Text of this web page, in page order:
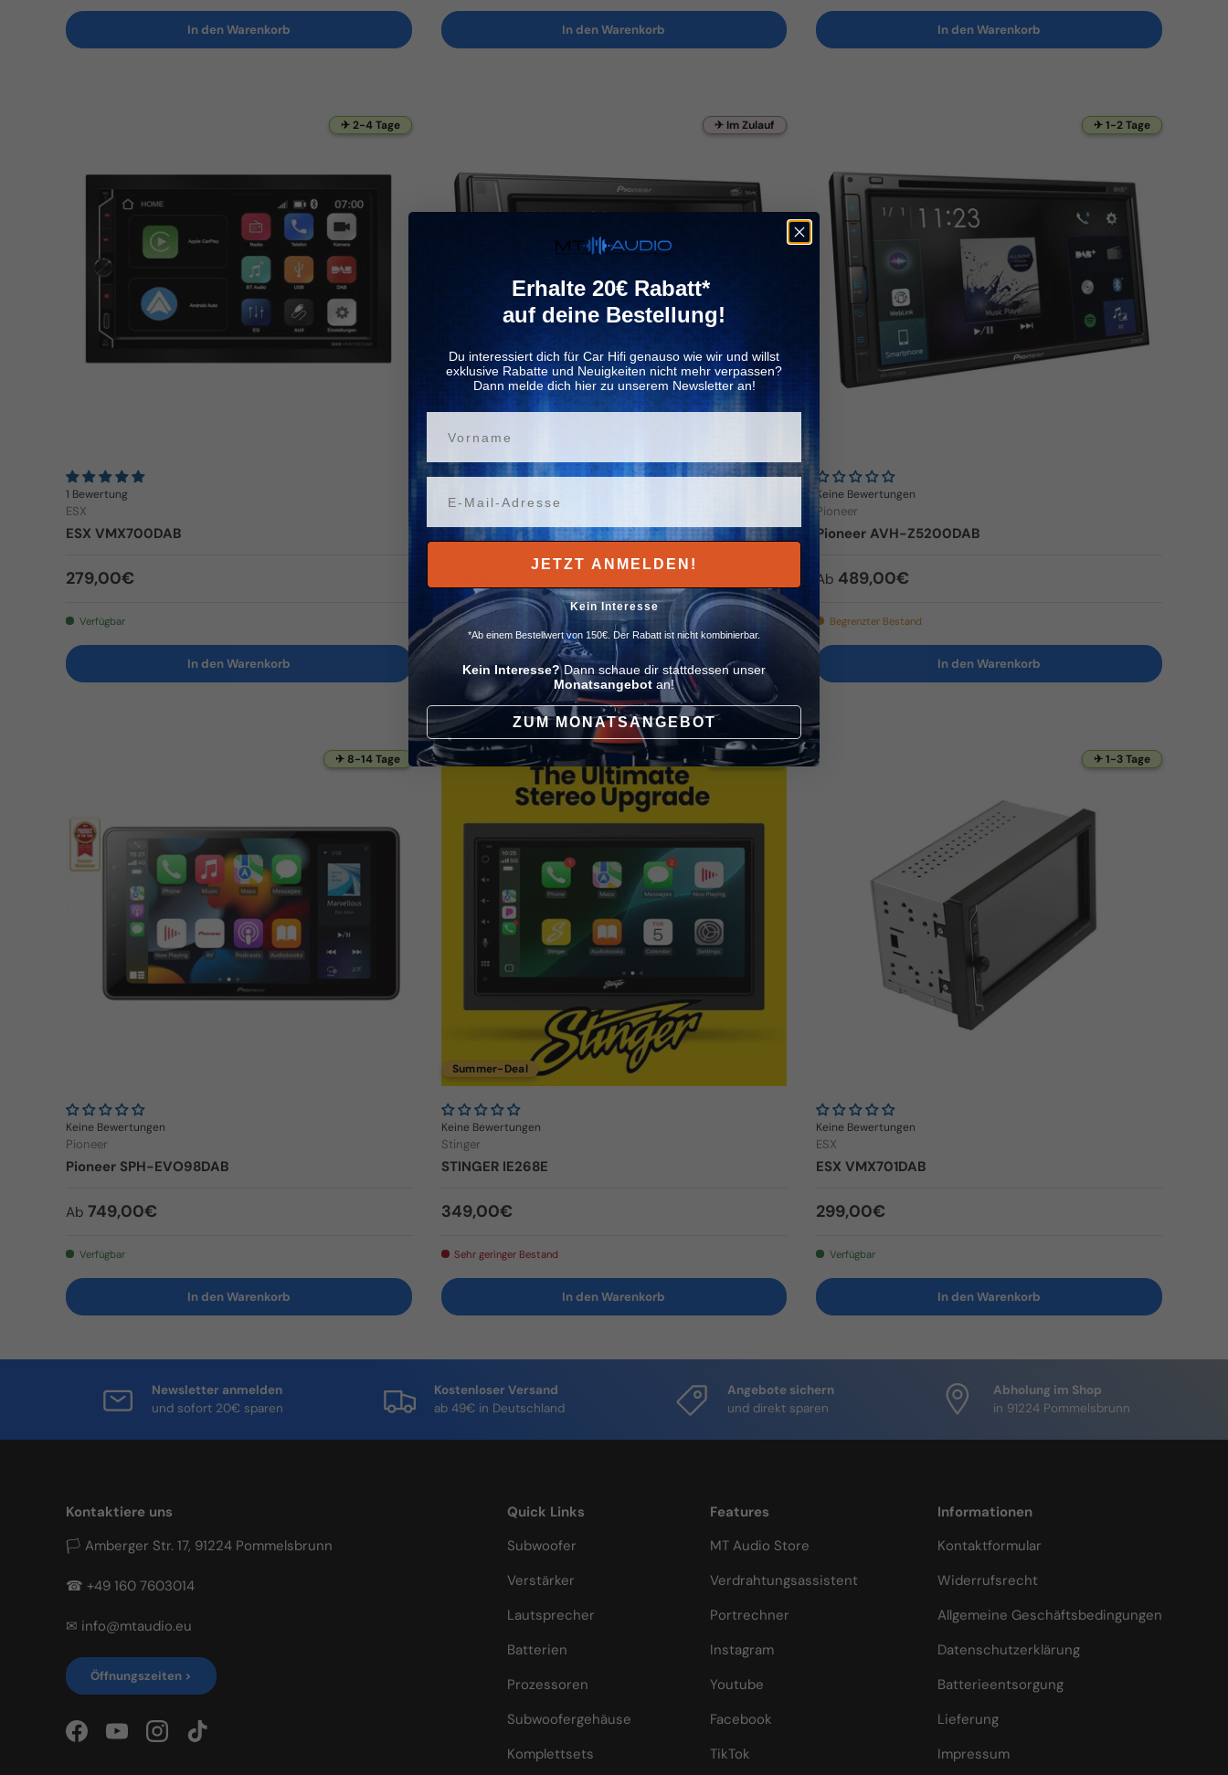
In den Warenkorb In den Warenkorb In den Warenkorb
✈ 2-4 Tage
1 Bewertung
ESX
ESX VMX700DAB
Normaler Preis
279,00€
Verfügbar
In den Warenkorb
✈ Im Zulauf
Pioneer
Pioneer DMH-A3300DAB
In den Warenkorb
✈ 1-2 Tage
Keine Bewertungen
Pioneer
Pioneer AVH-Z5200DAB
Normaler Preis
Ab 489,00€
Begrenzter Bestand
In den Warenkorb
✈ 8-14 Tage
Keine Bewertungen
Pioneer
Pioneer SPH-EVO98DAB
Normaler Preis
Ab 749,00€
Verfügbar
In den Warenkorb
✈ 1-3 Tage
Summer-Deal
Keine Bewertungen
Stinger
STINGER IE268E
Normaler Preis
349,00€
Sehr geringer Bestand
In den Warenkorb
✈ 1-3 Tage
Keine Bewertungen
ESX
ESX VMX701DAB
Normaler Preis
299,00€
Verfügbar
In den Warenkorb
Newsletter anmelden
und sofort 20€ sparen
Kostenloser Versand
ab 49€ in Deutschland
Angebote sichern
und direkt sparen
Abholung im Shop
in 91224 Pommelsbrunn
Kontaktiere uns
🏳 Amberger Str. 17, 91224 Pommelsbrunn
☎ +49 160 7603014
✉ info@mtaudio.eu
Öffnungszeiten >
FacebookYouTubeInstagramTikTok
Quick Links
Subwoofer
Verstärker
Lautsprecher
Batterien
Prozessoren
Subwoofergehäuse
Komplettsets
Features
MT Audio Store
Verdrahtungsassistent
Portrechner
Instagram
Youtube
Facebook
TikTok
Informationen
Kontaktformular
Widerrufsrecht
Allgemeine Geschäftsbedingungen
Datenschutzerklärung
Batterieentsorgung
Lieferung
Impressum
Erhalte 20€ Rabatt*
auf deine Bestellung!
Du interessiert dich für Car Hifi genauso wie wir und willst
exklusive Rabatte und Neuigkeiten nicht mehr verpassen?
Dann melde dich hier zu unserem Newsletter an!
JETZT ANMELDEN!
Kein Interesse
*Ab einem Bestellwert von 150€. Der Rabatt ist nicht kombinierbar.
Kein Interesse?Dann schaue dir stattdessen unser
Monatsangebot an!
ZUM MONATSANGEBOT